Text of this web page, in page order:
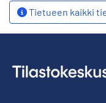
Tietueen kaikki